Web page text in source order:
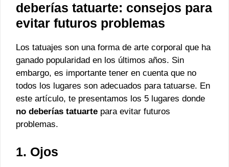
deberías tatuarte: consejos para
evitar futuros problemas
Los tatuajes son una forma de arte corporal que ha
ganado popularidad en los últimos años. Sin
embargo, es importante tener en cuenta que no
todos los lugares son adecuados para tatuarse. En
este artículo, te presentamos los 5 lugares donde
no deberías tatuarte para evitar futuros
problemas.
1. Ojos